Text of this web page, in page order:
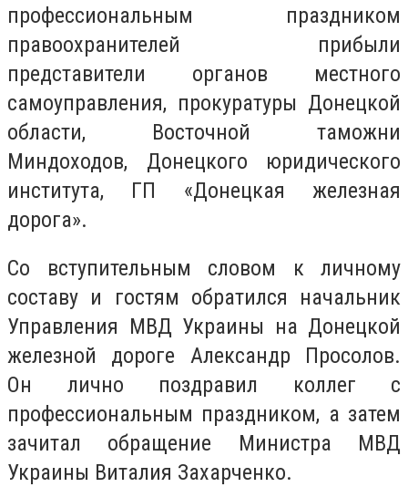
профессиональным праздником
правоохранителей прибыли
представители органов местного
самоуправления, прокуратуры Донецкой
области, Восточной таможни
Миндоходов, Донецкого юридического
института, ГП «Донецкая железная
дорога».
Со вступительным словом к личному
составу и гостям обратился начальник
Управления МВД Украины на Донецкой
железной дороге Александр Просолов.
Он лично поздравил коллег с
профессиональным праздником, а затем
зачитал обращение Министра МВД
Украины Виталия Захарченко.